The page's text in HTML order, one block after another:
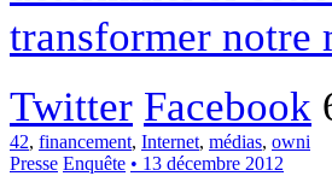
transformer notre
Twitter Facebook
42, financement, Internet, médias, owni
Presse Enquête • 13 décembre 2012